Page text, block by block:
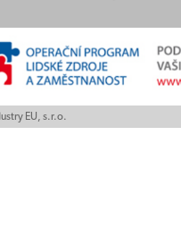
EU, s.r.o.